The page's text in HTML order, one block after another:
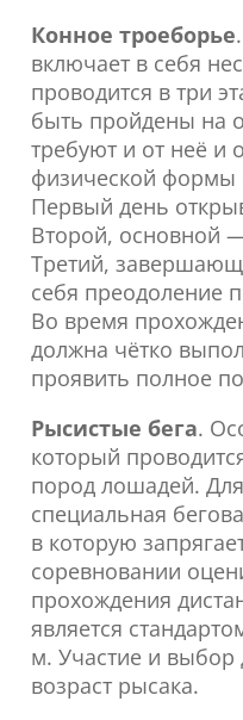
Конное троеборье
включает в себя
проводится в три
быть пройдены на
требуют и от неё и
физической формы
Первый день
Второй, основной
Третий,
себя преодоление
Во время
должна чётко
проявить полное
Рысистые бега.
который
пород лошадей.
специальная
в которую
соревновании
прохождения
является
м. Участие и выбор
возраст рысака.